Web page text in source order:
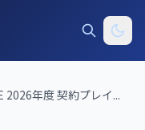
2026年度 契約プレイ...